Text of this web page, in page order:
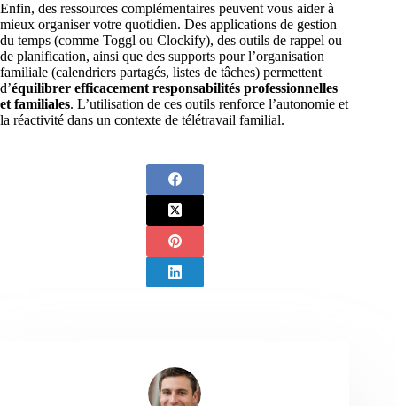
Enfin, des ressources complémentaires peuvent vous aider à
mieux organiser votre quotidien. Des applications de gestion
du temps (comme Toggl ou Clockify), des outils de rappel ou
de planification, ainsi que des supports pour l’organisation
familiale (calendriers partagés, listes de tâches) permettent
d’équilibrer efficacement responsabilités professionnelles
et familiales. L’utilisation de ces outils renforce l’autonomie et
la réactivité dans un contexte de télétravail familial.